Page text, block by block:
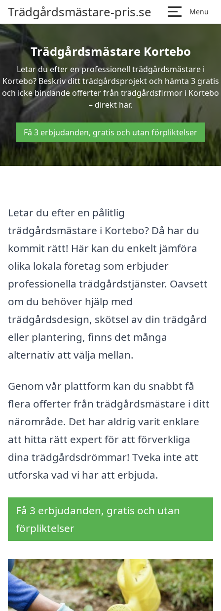
Trädgårdsmästare-pris.se Menu
Trädgårdsmästare Kortebo
Letar du efter en professionell trädgårdsmästare i
Kortebo? Beskriv ditt trädgårdsprojekt och hämta 3 gratis
och icke bindande offerter från trädgårdsfirmor i Kortebo
– direkt här.
Få 3 erbjudanden, gratis och utan förpliktelser
Letar du efter en pålitlig
trädgårdsmästare i Kortebo? Då har du
kommit rätt! Här kan du enkelt jämföra
olika lokala företag som erbjuder
professionella trädgårdstjänster. Oavsett
om du behöver hjälp med
trädgårdsdesign, skötsel av din trädgård
eller plantering, finns det många
alternativ att välja mellan.
Genom vår plattform kan du snabbt få
flera offerter från trädgårdsmästare i ditt
närområde. Det har aldrig varit enklare
att hitta rätt expert för att förverkliga
dina trädgårdsdrömmar! Tveka inte att
utforska vad vi har att erbjuda.
Få 3 erbjudanden, gratis och utan
förpliktelser